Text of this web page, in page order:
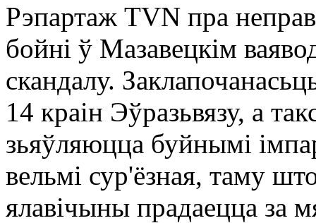
Рэпартаж TVN пра
бойні ў Мазавецкім
скандалу.
14 краін Эўразьвязу, а
зьяўляюцца буйнымі
вельмі сур'ёзная, таму
ялавічыны прадаецца за